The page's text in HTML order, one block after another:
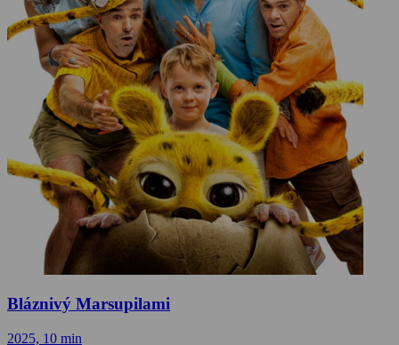
Bláznivý Marsupilami
2025, 10 min